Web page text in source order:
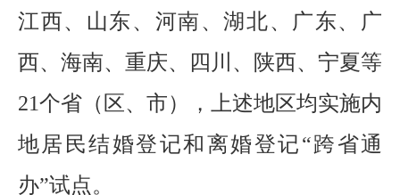
江西、山东、河南、湖北、广东、广
西、海南、重庆、四川、陕西、宁夏等
21个省（区、市），上述地区均实施内
地居民结婚登记和离婚登记“跨省通
办”试点。